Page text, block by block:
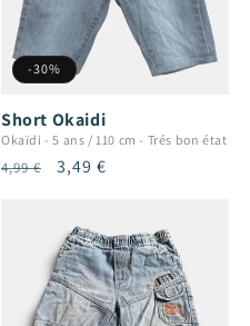
-30%
Short Okaidi
Okaïdi - 5 ans / 110 cm - Trés bon état
Prix
4,99 €
Prix
3,49 €